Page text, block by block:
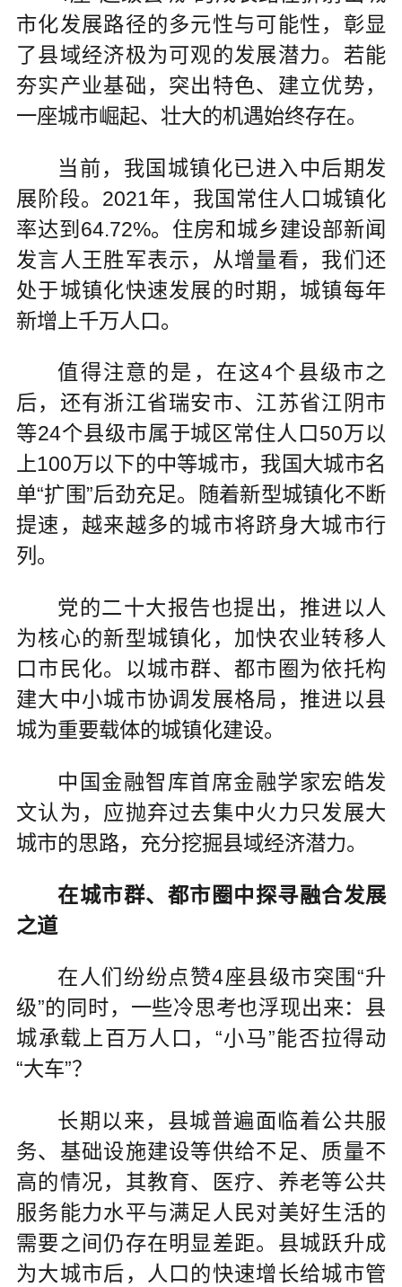
市化发展路径的多元性与可能性，彰显
了县域经济极为可观的发展潜力。若能
夯实产业基础，突出特色、建立优势，
一座城市崛起、壮大的机遇始终存在。
当前，我国城镇化已进入中后期发
展阶段。2021年，我国常住人口城镇化
率达到64.72%。住房和城乡建设部新闻
发言人王胜军表示，从增量看，我们还
处于城镇化快速发展的时期，城镇每年
新增上千万人口。
值得注意的是，在这4个县级市之
后，还有浙江省瑞安市、江苏省江阴市
等24个县级市属于城区常住人口50万以
上100万以下的中等城市，我国大城市名
单“扩围”后劲充足。随着新型城镇化不断
提速，越来越多的城市将跻身大城市行
列。
党的二十大报告也提出，推进以人
为核心的新型城镇化，加快农业转移人
口市民化。以城市群、都市圈为依托构
建大中小城市协调发展格局，推进以县
城为重要载体的城镇化建设。
中国金融智库首席金融学家宏皓发
文认为，应抛弃过去集中火力只发展大
城市的思路，充分挖掘县域经济潜力。
在城市群、都市圈中探寻融合发展
之道
在人们纷纷点赞4座县级市突围“升
级”的同时，一些冷思考也浮现出来：县
城承载上百万人口，“小马”能否拉得动
“大车”？
长期以来，县城普遍面临着公共服
务、基础设施建设等供给不足、质量不
高的情况，其教育、医疗、养老等公共
服务能力水平与满足人民对美好生活的
需要之间仍存在明显差距。县城跃升成
为大城市后，人口的快速增长给城市管